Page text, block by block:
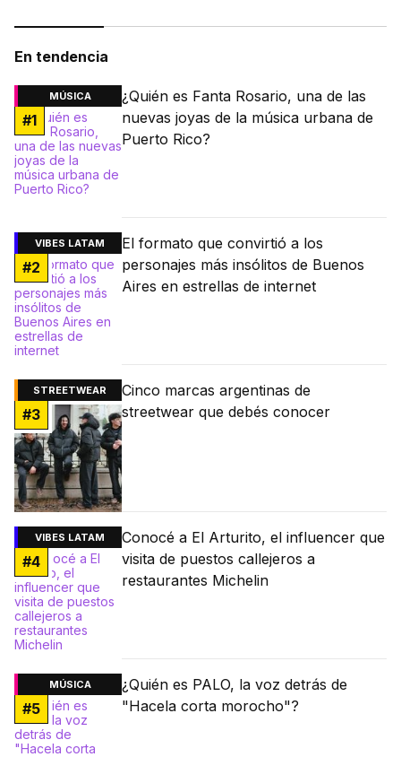
En tendencia
MÚSICA
#1
¿Quién es Fanta Rosario, una de las
nuevas joyas de la música urbana de
Puerto Rico?
VIBES LATAM
#2
El formato que convirtió a los
personajes más insólitos de Buenos
Aires en estrellas de internet
STREETWEAR
#3
Cinco marcas argentinas de
streetwear que debés conocer
VIBES LATAM
#4
Conocé a El Arturito, el influencer que
visita de puestos callejeros a
restaurantes Michelin
MÚSICA
#5
¿Quién es PALO, la voz detrás de
"Hacela corta morocho"?